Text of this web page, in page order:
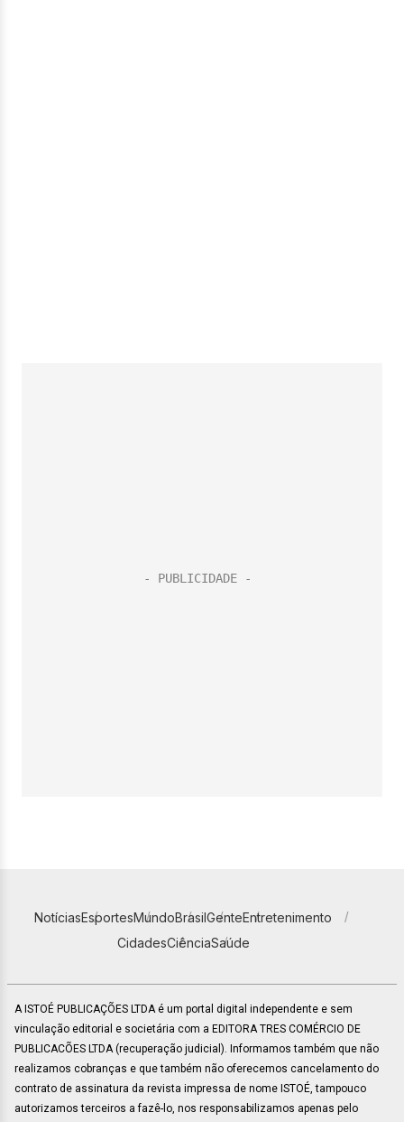
NotíciasEsportesMundoBrasilGenteEntretenimento
CidadesCiênciaSaúde
A ISTOÉ PUBLICAÇÕES LTDA é um portal digital independente e sem
vinculação editorial e societária com a EDITORA TRES COMÉRCIO DE
PUBLICACÕES LTDA (recuperação judicial). Informamos também que não
realizamos cobranças e que também não oferecemos cancelamento do
contrato de assinatura da revista impressa de nome ISTOÉ, tampouco
autorizamos terceiros a fazê-lo, nos responsabilizamos apenas pelo